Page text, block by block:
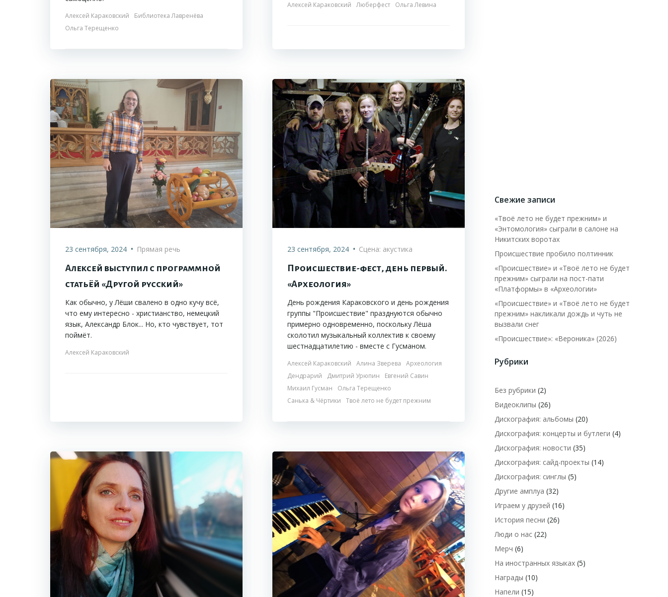
Алексей Караковский
Библиотека Лавренёва
Ольга Терещенко
Алексей Караковский Люберфест Ольга Левина
23 сентября, 2024 • Прямая речь
Алексей выступил с программной
статьёй «Другой русский»
Как обычно, у Лёши свалено в одно кучу всё,
что ему интересно - христианство, немецкий
язык, Александр Блок... Но, кто чувствует, тот
поймёт.
Алексей Караковский
23 сентября, 2024 • Сцена: акустика
Происшествие-фест, день первый.
«Археология»
День рождения Караковского и день рождения
группы "Происшествие" празднуются обычно
примерно одновременно, поскольку Лёша
сколотил музыкальный коллектив к своему
шестнадцатилетию - вместе с Гусманом.
Алексей Караковский Алина Зверева
Археология
Дендрарий
Дмитрий Урюпин
Евгений Савин
Михаил Гусман
Ольга Терещенко
Санька & Чёртики
Твоё лето не будет прежним
Свежие записи
«Твоё лето не будет прежним» и
«Энтомология» сыграли в салоне на
Никитских воротах
Происшествие пробило полтинник
«Происшествие» и «Твоё лето не будет
прежним» сыграли на пост-пати
«Платформы» в «Археологии»
«Происшествие» и «Твоё лето не будет
прежним» накликали дождь и чуть не
вызвали снег
«Происшествие»: «Вероника» (2026)
Рубрики
Без рубрики (2)
Видеоклипы (26)
Дискография: альбомы (20)
Дискография: концерты и бутлеги (4)
Дискография: новости (35)
Дискография: сайд-проекты (14)
Дискография: синглы (5)
Другие амплуа (32)
Играем у друзей (16)
История песни (26)
Люди о нас (22)
Мерч (6)
На иностранных языках (5)
Награды (10)
Напели (15)